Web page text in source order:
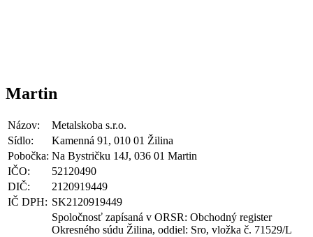
Martin
Názov:
Metalskoba s.r.o.
Sídlo:
Kamenná 91, 010 01 Žilina
Pobočka: Na Bystričku 14J, 036 01 Martin
IČO:
52120490
DIČ:
2120919449
IČ DPH: SK2120919449
Spoločnosť zapísaná v ORSR: Obchodný register
Okresného súdu Žilina, oddiel: Sro, vložka č. 71529/L